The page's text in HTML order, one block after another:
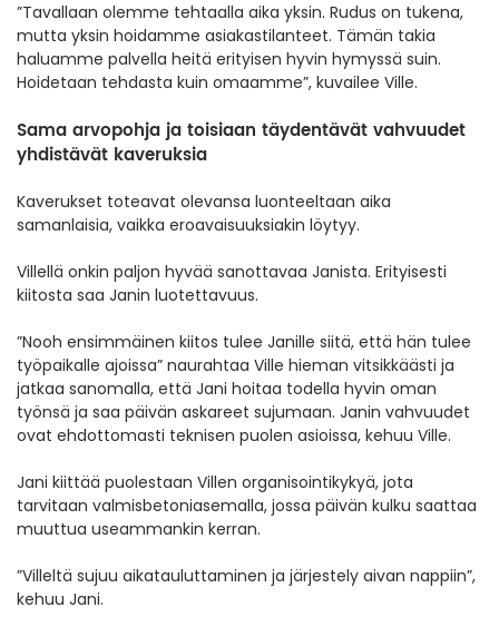
”Tavallaan olemme tehtaalla aika yksin. Rudus on tukena,
mutta yksin hoidamme asiakastilanteet. Tämän takia
haluamme palvella heitä erityisen hyvin hymyssä suin.
Hoidetaan tehdasta kuin omaamme”, kuvailee Ville.
Sama arvopohja ja toisiaan täydentävät vahvuudet
yhdistävät kaveruksia
Kaverukset toteavat olevansa luonteeltaan aika
samanlaisia, vaikka eroavaisuuksiakin löytyy.
Villellä onkin paljon hyvää sanottavaa Janista. Erityisesti
kiitosta saa Janin luotettavuus.
”Nooh ensimmäinen kiitos tulee Janille siitä, että hän tulee
työpaikalle ajoissa” naurahtaa Ville hieman vitsikkäästi ja
jatkaa sanomalla, että Jani hoitaa todella hyvin oman
työnsä ja saa päivän askareet sujumaan. Janin vahvuudet
ovat ehdottomasti teknisen puolen asioissa, kehuu Ville.
Jani kiittää puolestaan Villen organisointikykyä, jota
tarvitaan valmisbetoniasemalla, jossa päivän kulku saattaa
muuttua useammankin kerran.
”Villeltä sujuu aikatauluttaminen ja järjestely aivan nappiin”,
kehuu Jani.